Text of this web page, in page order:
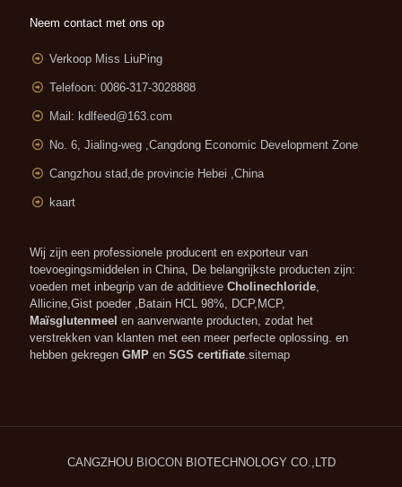
Neem contact met ons op
Verkoop Miss LiuPing
Telefoon: 0086-317-3028888
Mail: kdlfeed@163.com
No. 6, Jialing-weg ,Cangdong Economic Development Zone
Cangzhou stad,de provincie Hebei ,China
kaart
Wij zijn een professionele producent en exporteur van
toevoegingsmiddelen in China, De belangrijkste producten zijn:
voeden met inbegrip van de additieve Cholinechloride
Allicine,Gist poeder ,Batain HCL 98%, DCP,MCP,
Maïsglutenmeel en aanverwante producten, zodat het
verstrekken van klanten met een meer perfecte oplossing. en
hebben gekregen GMP en SGS certifiate sitemap
CANGZHOU BIOCON BIOTECHNOLOGY CO.,LTD